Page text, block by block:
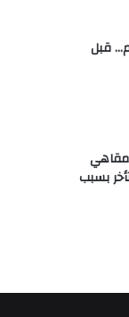
قبل
بسبب